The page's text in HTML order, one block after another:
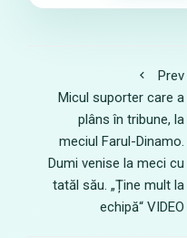
Prev
Micul suporter care a
plâns în tribune, la
meciul Farul-Dinamo.
Dumi venise la meci cu
tatăl său. „Ține mult la
echipă“ VIDEO